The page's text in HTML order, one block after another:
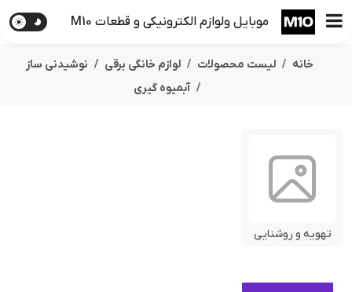
موبایل ولوازم الکترونیکی و قطعات M10
خانه لیست محصولات لوازم خانگی برقی
نوشیدنی ساز
آبمیوه گیری
تهویه و روشنایی